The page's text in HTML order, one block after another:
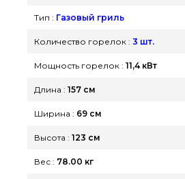
grillpoint.com.ua Наберите
экспертам на любой номер
Тип : Газовый гриль
Количество горелок : 3 шт.
Мощность горелок : 11,4 кВт
Длина : 157 см
Ширина : 69 см
Высота : 123 см
Вес : 78.00 кг